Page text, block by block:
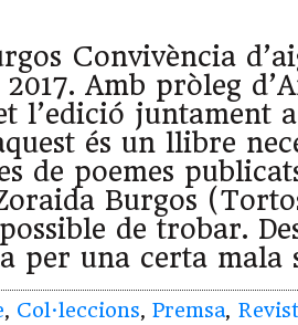
Convivència
Amb pròleg
l’edició juntament
és un llibre
de poemes
Burgos
de trobar.
per una certa
, Col·leccions, Premsa,